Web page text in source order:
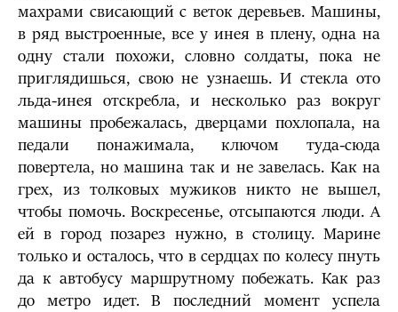
махрами свисающий с веток деревьев. Машины,
в ряд выстроенные, все у инея в плену, одна на
одну стали похожи, словно солдаты, пока не
приглядишься, свою не узнаешь. И стекла ото
льда-инея отскребла, и несколько раз вокруг
машины пробежалась, дверцами похлопала, на
педали понажимала, ключом туда-сюда
повертела, но машина так и не завелась. Как на
грех, из толковых мужиков никто не вышел,
чтобы помочь. Воскресенье, отсыпаются люди. А
ей в город позарез нужно, в столицу. Марине
только и осталось, что в сердцах по колесу пнуть
да к автобусу маршрутному побежать. Как раз
до метро идет. В последний момент успела